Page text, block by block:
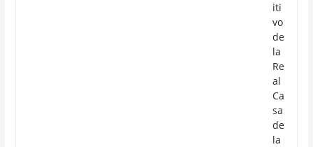
iti
vo
de
la
Re
al
Ca
sa
de
la